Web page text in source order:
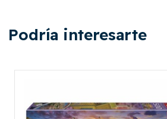
Podría interesarte